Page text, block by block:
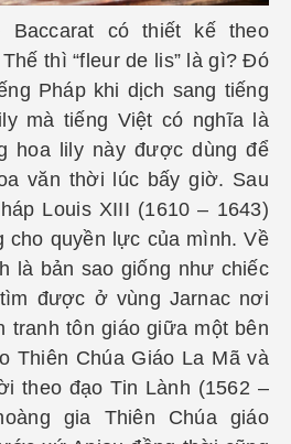
Baccarat có thiết kế theo
thì “fleur de lis” là gì? Đó
Pháp khi dịch sang tiếng
mà tiếng Việt có nghĩa là
hoa lily này được dùng để
văn thời lúc bấy giờ. Sau
Louis XIII (1610 – 1643)
cho quyền lực của mình. Về
là bản sao giống như chiếc
được ở vùng Jarnac nơi
tranh tôn giáo giữa một bên
Thiên Chúa Giáo La Mã và
theo đạo Tin Lành (1562 –
gia Thiên Chúa giáo